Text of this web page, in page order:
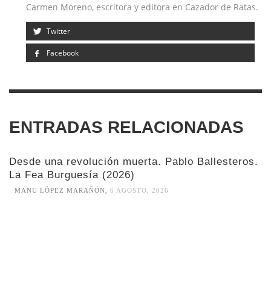
Carmen Moreno, escritora y editora en Cazador de Ratas.
Twitter
Facebook
ENTRADAS RELACIONADAS
Desde una revolución muerta. Pablo Ballesteros.
La Fea Burguesía (2026)
MANU LÓPEZ MARAÑÓN 6 AGOSTO, 2026